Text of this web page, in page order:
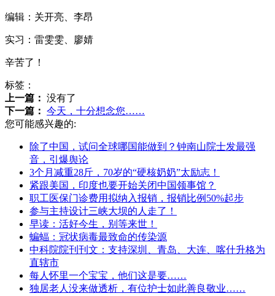
编辑：关开亮、李昂
实习：雷雯雯、廖婧
辛苦了！
标签：
上一篇： 没有了
下一篇： 今天，十分想念您……
您可能感兴趣的:
除了中国，试问全球哪国能做到？钟南山院士发最强
音，引爆舆论
3个月减重28斤，70岁的“硬核奶奶”太励志！
紧跟美国，印度也要开始关闭中国领事馆？
职工医保门诊费用拟纳入报销，报销比例50%起步
参与主持设计三峡大坝的人走了！
早读：活好今生，别等来世！
蝙蝠：冠状病毒最致命的传染源
中科院院刊刊文：支持深圳、青岛、大连、喀什升格为
直辖市
每人怀里一个宝宝，他们这是要……
独居老人没来做透析，有位护士如此善良敬业……